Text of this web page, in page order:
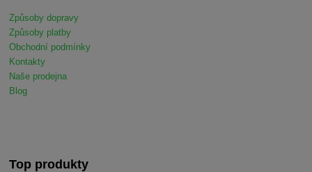
Způsoby dopravy
Způsoby platby
Obchodní podmínky
Kontakty
Naše prodejna
Blog
Top produkty